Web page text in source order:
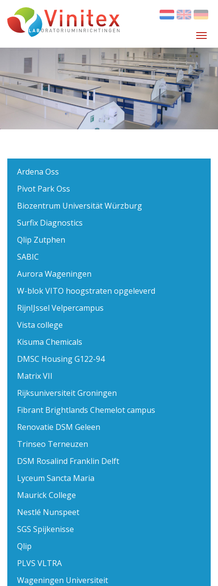
Overslaan
en
naar
Ardena Oss
Pivot Park Oss
Biozentrum Universität Würzburg
Surfix Diagnostics
Qlip Zutphen
SABIC
Aurora Wageningen
W-blok VITO hoogstraten opgeleverd
RijnIJssel Velpercampus
Vista college
Kisuma Chemicals
DMSC Housing G122-94
Matrix VII
Rijksuniversiteit Groningen
Fibrant Brightlands Chemelot campus
Renovatie DSM Geleen
Trinseo Terneuzen
DSM Rosalind Franklin Delft
Lyceum Sancta Maria
Maurick College
Nestlé Nunspeet
SGS Spijkenisse
Qlip
PLVS VLTRA
Wageningen Universiteit